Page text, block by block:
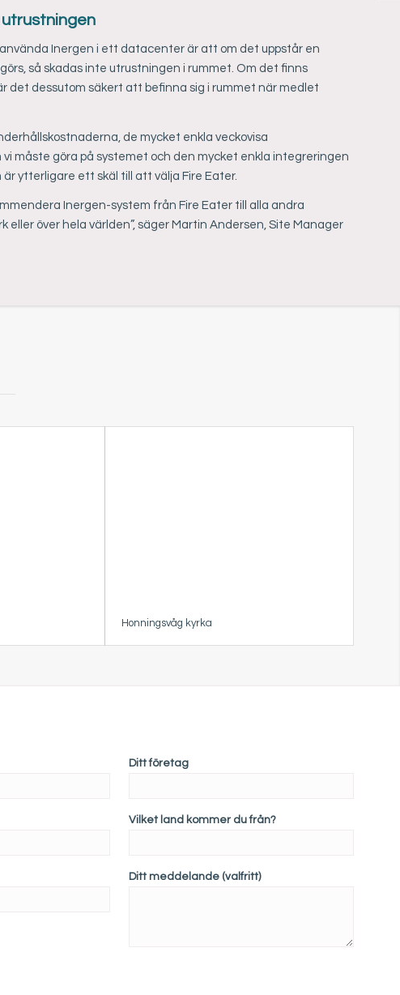
utrustningen
Inergen i ett datacenter är att om det uppstår en
så skadas inte utrustningen i rummet. Om det finns
det dessutom säkert att befinna sig i rummet när medlet
de mycket enkla veckovisa
vi måste göra på systemet och den mycket enkla integreringen
ytterligare ett skäl till att välja Fire Eater.
Inergen-system från Fire Eater till alla andra
eller över hela världen”, säger Martin Andersen, Site Manager
Honningsvåg kyrka
Ditt företag
Vilket land kommer du från?
Ditt meddelande (valfritt)